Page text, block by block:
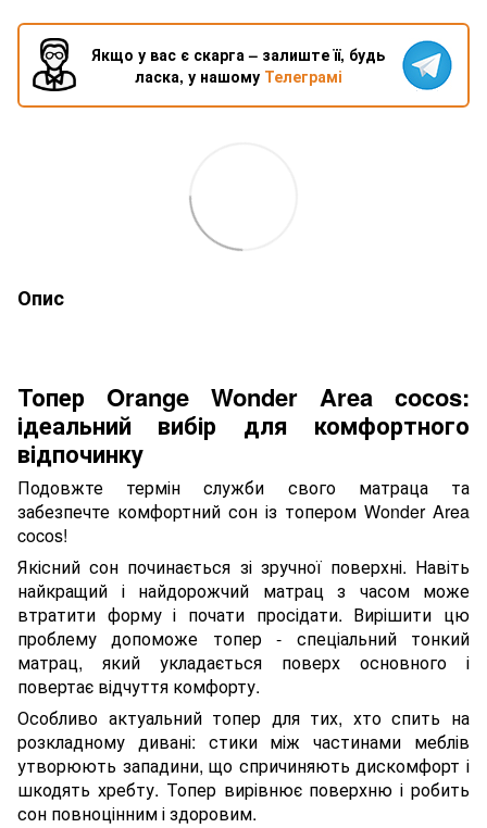
Якщо у вас є скарга – залиште її, будь
ласка, у нашому Телеграмі
Опис
Топер Orange Wonder Area cocos:
ідеальний вибір для комфортного
відпочинку
Подовжте термін служби свого матраца та
забезпечте комфортний сон із топером Wonder Area
cocos!
Якісний сон починається зі зручної поверхні. Навіть
найкращий і найдорожчий матрац з часом може
втратити форму і почати просідати. Вирішити цю
проблему допоможе топер - спеціальний тонкий
матрац, який укладається поверх основного і
повертає відчуття комфорту.
Особливо актуальний топер для тих, хто спить на
розкладному дивані: стики між частинами меблів
утворюють западини, що спричиняють дискомфорт і
шкодять хребту. Топер вирівнює поверхню і робить
сон повноцінним і здоровим.